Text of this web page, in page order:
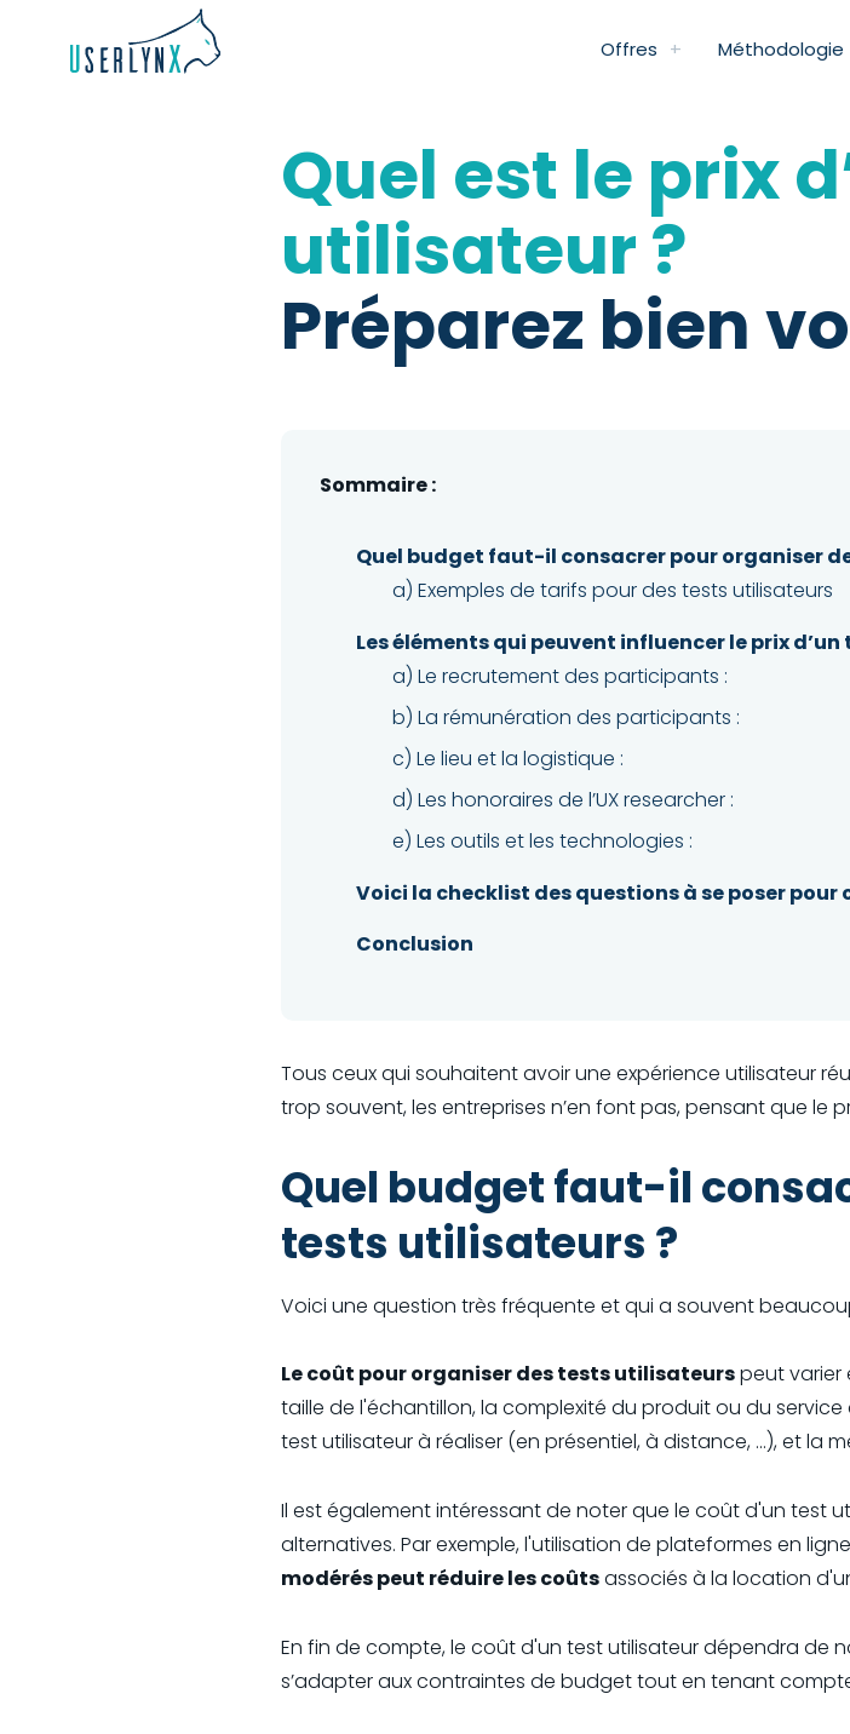
Offres Méthodologie
Quel est le prix
utilisateur ?
Préparez bien
Sommaire :
Quel budget faut-il consacrer pour organiser
a) Exemples de tarifs pour des tests utilisateurs
Les éléments qui peuvent influencer le prix
a) Le recrutement des participants :
b) La rémunération des participants :
c) Le lieu et la logistique :
d) Les honoraires de l’UX researcher :
e) Les outils et les technologies :
Voici la checklist des questions à se poser
Conclusion
Tous ceux qui souhaitent avoir une expérience utilisateur
trop souvent, les entreprises n’en font pas, pensant que
Quel budget faut-il
tests utilisateurs ?
Voici une question très fréquente et qui a souvent
Le coût pour organiser des tests utilisateurspeut varier
taille de l'échantillon, la complexité du produit ou du
test utilisateur à réaliser (en présentiel, à distance, ...), et la
Il est également intéressant de noter que le coût d'un test
alternatives. Par exemple, l'utilisation de plateformes en
modérés peut réduire les coûtsassociés à la location
En fin de compte, le coût d'un test utilisateur dépendra de
s’adapter aux contraintes de budget tout en tenant